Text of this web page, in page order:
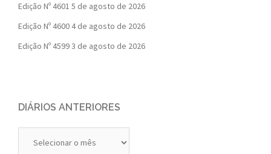
Edição Nº 4601 5 de agosto de 2026
Edição Nº 4600 4 de agosto de 2026
Edição Nº 45993 de agosto de 2026
DIÁRIOS ANTERIORES
Anteriores